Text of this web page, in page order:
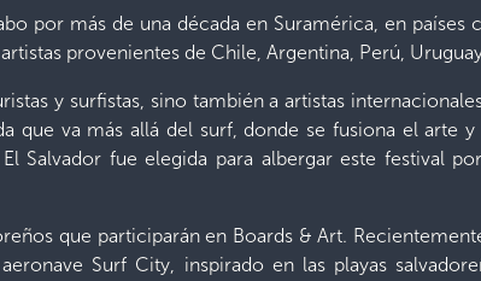
por más de una década en Suramérica, en países
provenientes de Chile, Argentina, Perú,
y surfistas, sino también a artistas
que va más allá del surf, donde se fusiona el arte
Salvador fue elegida para albergar este festival
que participarán en Boards & Art.
Surf City, inspirado en las playas